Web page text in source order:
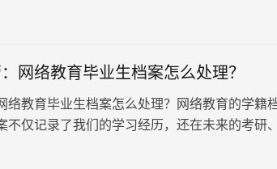
网络教育毕业生档案怎么处理？
络教育毕业生档案怎么处理？网络教育的学籍
不仅记录了我们的学习经历，还在未来的考研